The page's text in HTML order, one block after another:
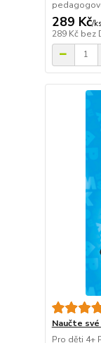
289 Kč/ks
289 Kč bez
Naučte
Pro děti 4+